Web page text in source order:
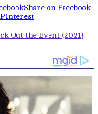
Share on Facebook
Pinterest